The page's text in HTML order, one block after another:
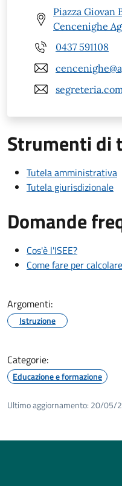
Piazza Giovan
Cencenighe
0437 591108
Strumenti di
Tutela amministrativa
Tutela giurisdizionale
Domande
Cos'è l'ISEE?
Come fare per
Argomenti:
Istruzione
Categorie:
Educazione e formazione
Ultimo aggiornamento: 20/05/